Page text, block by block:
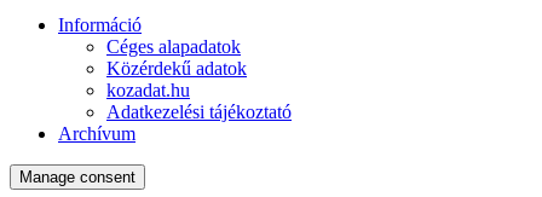
Információ
Céges alapadatok
Közérdekű adatok
kozadat.hu
Adatkezelési tájékoztató
Archívum
Manage consent